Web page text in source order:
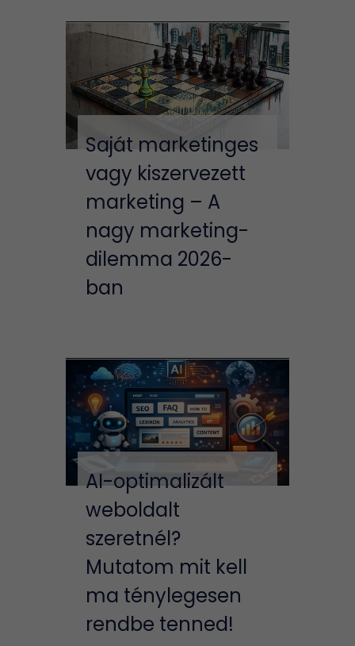
Saját marketinges
vagy kiszervezett
marketing – A
nagy marketing-
dilemma 2026-
ban
AI-optimalizált
weboldalt
szeretnél?
Mutatom mit kell
ma ténylegesen
rendbe tenned!